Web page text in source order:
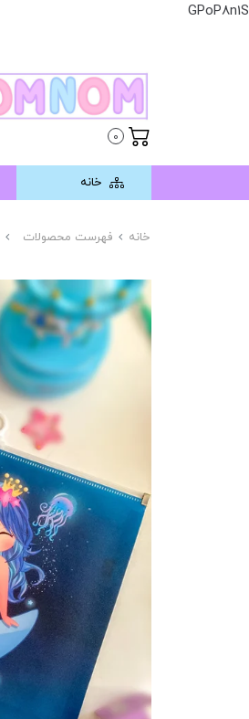
GPoP8n1S
0
خانه
خانه فهرست محصولات